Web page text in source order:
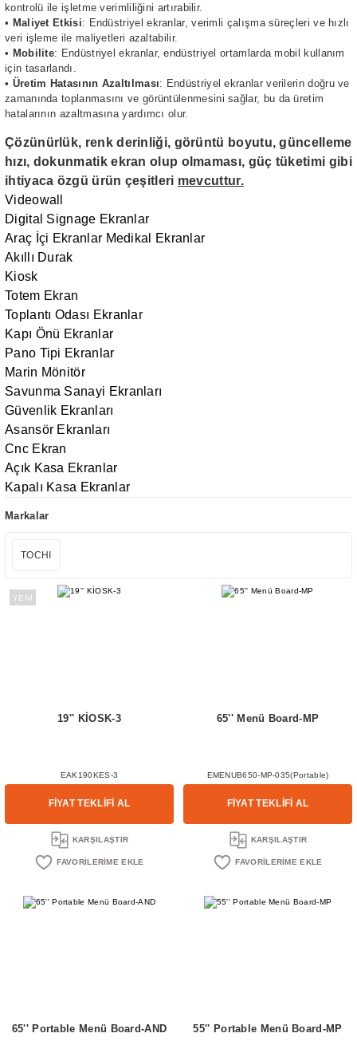
kontrolü ile işletme verimliliğini artırabilir.
• Maliyet Etkisi: Endüstriyel ekranlar, verimli çalışma süreçleri ve hızlı
veri işleme ile maliyetleri azaltabilir.
• Mobilite: Endüstriyel ekranlar, endüstriyel ortamlarda mobil kullanım
için tasarlandı.
• Üretim Hatasının Azaltılması: Endüstriyel ekranlar verilerin doğru ve
zamanında toplanmasını ve görüntülenmesini sağlar, bu da üretim
hatalarının azaltmasına yardımcı olur.
Çözünürlük, renk derinliği, görüntü boyutu, güncelleme
hızı, dokunmatik ekran olup olmaması, güç tüketimi gibi
ihtiyaca özgü ürün çeşitleri mevcuttur.
Videowall
Digital Signage Ekranlar
Araç İçi Ekranlar Medikal Ekranlar
Akıllı Durak
Kiosk
Totem Ekran
Toplantı Odası Ekranlar
Kapı Önü Ekranlar
Pano Tipi Ekranlar
Marin Mönitör
Savunma Sanayi Ekranları
Güvenlik Ekranları
Asansör Ekranları
Cnc Ekran
Açık Kasa Ekranlar
Kapalı Kasa Ekranlar
Markalar
TOCHI
YENİ
19'' KİOSK-3
EAK190KES-3
FİYAT TEKLİFİ AL
KARŞILAŞTIR
65'' Menü Board-MP
EMENUB650-MP-035(Portable)
FİYAT TEKLİFİ AL
KARŞILAŞTIR
65'' Portable Menü Board-AND 55'' Portable Menü Board-MP